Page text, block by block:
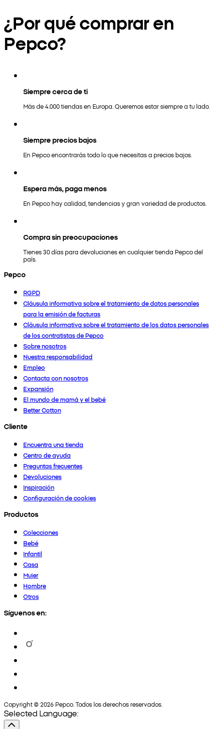
¿Por qué comprar en
Pepco?
Siempre cerca de ti
Más de 4.000 tiendas en Europa. Queremos estar siempre a tu lado.
Siempre precios bajos
En Pepco encontrarás todo lo que necesitas a precios bajos.
Espera más, paga menos
En Pepco hay calidad, tendencias y gran variedad de productos.
Compra sin preocupaciones
Tienes 30 días para devoluciones en cualquier tienda Pepco del
país.
Pepco
RGPD
Cláusula informativa sobre el tratamiento de datos personales
para la emisión de facturas
Cláusula informativa sobre el tratamiento de los datos personales
de los contratistas de Pepco
Sobre nosotros
Nuestra responsabilidad
Empleo
Contacta con nosotros
Expansión
El mundo de mamá y el bebé
Better Cotton
Cliente
Encuentra una tienda
Centro de ayuda
Preguntas frecuentes
Devoluciones
Inspiración
Configuración de cookies
Productos
Colecciones
Bebé
Infantil
Casa
Mujer
Hombre
Otros
Síguenos en:
Copyright © 2026 Pepco. Todos los derechos reservados.
Selected Language: